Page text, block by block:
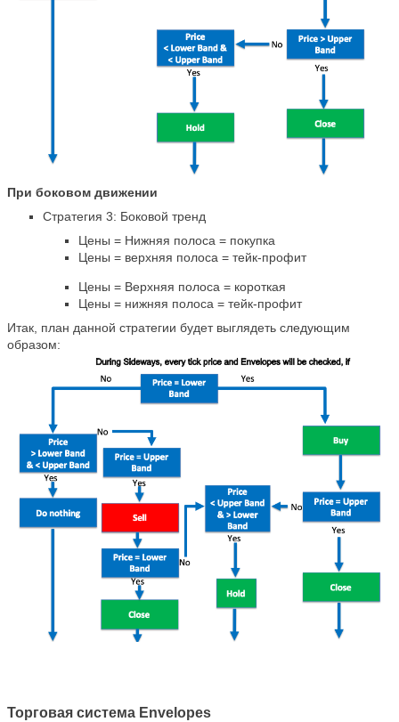
При боковом движении
Стратегия 3: Боковой тренд
Цены = Нижняя полоса = покупка
Цены = верхняя полоса = тейк-профит
Цены = Верхняя полоса = короткая
Цены = нижняя полоса = тейк-профит
Итак, план данной стратегии будет выглядеть следующим
образом:
Торговая система Envelopes